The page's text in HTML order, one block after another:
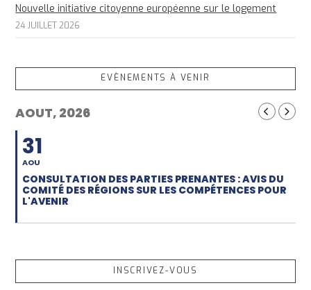
Nouvelle initiative citoyenne européenne sur le logement
24 JUILLET 2026
EVÈNEMENTS À VENIR
AOUT, 2026
31
AOU
CONSULTATION DES PARTIES PRENANTES : AVIS DU
COMITÉ DES RÉGIONS SUR LES COMPÉTENCES POUR
L'AVENIR
INSCRIVEZ-VOUS